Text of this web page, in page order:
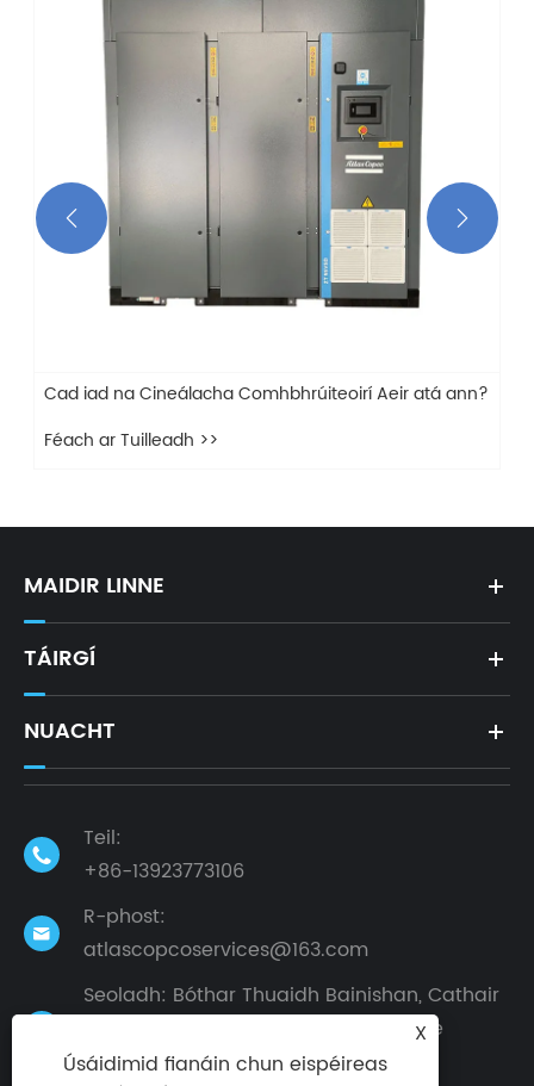
Cad iad na Cineálacha Comhbhrúiteoirí Aeir atá ann?
Féach ar Tuilleadh >>
 
MAIDIR LINNE
TÁIRGÍ
NUACHT

Teil:
+86-13923773106

R-phost:
atlascopcoservices@163.com
Seoladh: Bóthar Thuaidh Bainishan, Cathair
Dalingshan, Cathair Dongguan, Cúige
Guangdong, an tSín
X
Úsáidimid fianáin chun eispéireas